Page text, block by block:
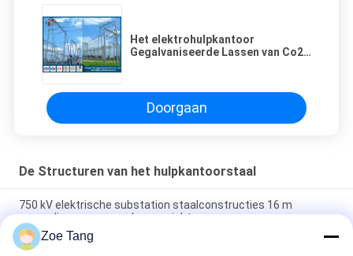
Het elektrohulpkantoor
Gegalvaniseerde Lassen van Co2
Doorgaan
De Structuren van het hulpkantoorstaal
750 kV elektrische substation staalconstructies 16 m
eenmalig vormen zonder gewricht
Het elektrohulpkantoor Gegalvaniseerde Lassen van Co2 van
Zoe Tang